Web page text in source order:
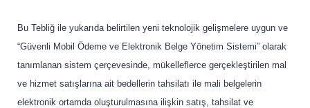
Bu Tebliğ ile yukarıda belirtilen yeni teknolojik gelişmelere uygun ve
“Güvenli Mobil Ödeme ve Elektronik Belge Yönetim Sistemi” olarak
tanımlanan sistem çerçevesinde, mükelleflerce gerçekleştirilen mal
ve hizmet satışlarına ait bedellerin tahsilatı ile mali belgelerin
elektronik ortamda oluşturulmasına ilişkin satış, tahsilat ve